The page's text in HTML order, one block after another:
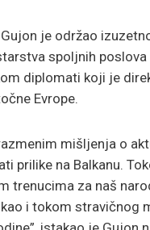
je održao
spoljnih
diplomati koji je
Evrope.
mišljenja o
prilike na Balkanu.
trenucima za naš
i tokom stravičnog